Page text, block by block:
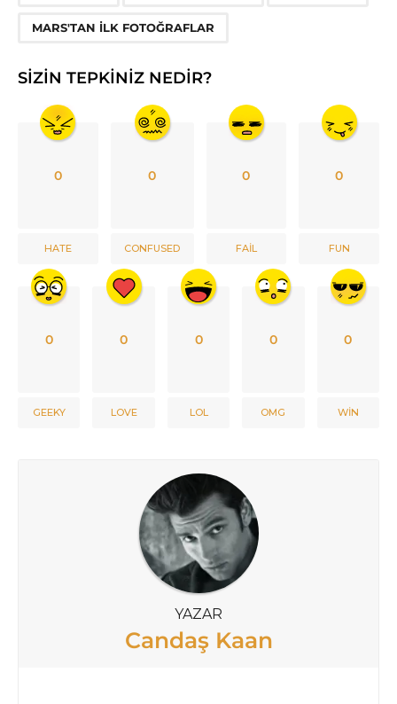
MARS'TAN ILK FOTOĞRAFLAR
SIZIN TEPKINIZ NEDIR?
0
HATE
0
CONFUSED
0
FAIL
0
FUN
0
GEEKY
0
LOVE
0
LOL
0
OMG
0
WIN
YAZAR
Candaş Kaan